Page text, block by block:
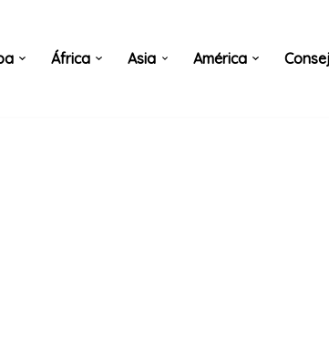
África Asia América